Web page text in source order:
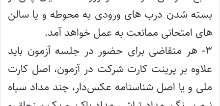
بسته شدن درب های ورودی به محوطه و یا سالن
های امتحانی ممانعت به عمل خواهد آمد.
۳- هر متقاضی برای حضور در جلسه آزمون باید
علاوه بر پرینت کارت شرکت در آزمون، اصل کارت
ملی و یا اصل شناسنامه عکس‌دار، چند مداد سیاه